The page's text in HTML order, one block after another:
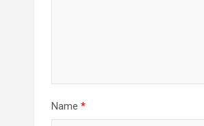
Name*